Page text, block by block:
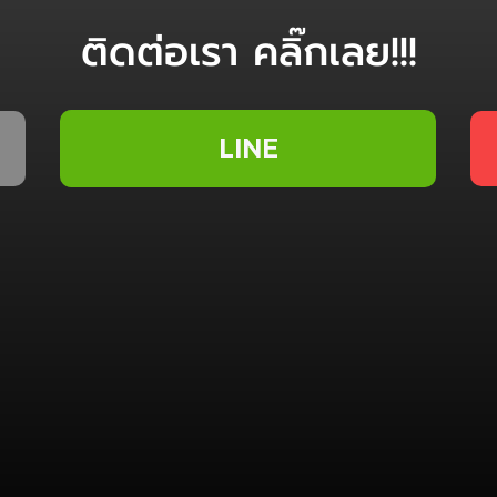
ติดต่อเรา คลิ๊กเลย!!!
LINE